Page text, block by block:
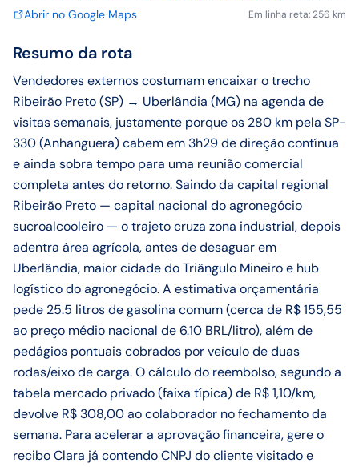
Abrir no Google Maps Em linha reta: 256 km
Resumo da rota
Vendedores externos costumam encaixar o trecho
Ribeirão Preto (SP) → Uberlândia (MG) na agenda de
visitas semanais, justamente porque os 280 km pela SP-
330 (Anhanguera) cabem em 3h29 de direção contínua
e ainda sobra tempo para uma reunião comercial
completa antes do retorno. Saindo da capital regional
Ribeirão Preto — capital nacional do agronegócio
sucroalcooleiro — o trajeto cruza zona industrial, depois
adentra área agrícola, antes de desaguar em
Uberlândia, maior cidade do Triângulo Mineiro e hub
logístico do agronegócio. A estimativa orçamentária
pede 25.5 litros de gasolina comum (cerca de R$ 155,55
ao preço médio nacional de 6.10 BRL/litro), além de
pedágios pontuais cobrados por veículo de duas
rodas/eixo de carga. O cálculo do reembolso, segundo a
tabela mercado privado (faixa típica) de R$ 1,10/km,
devolve R$ 308,00 ao colaborador no fechamento da
semana. Para acelerar a aprovação financeira, gere o
recibo Clara já contendo CNPJ do cliente visitado e